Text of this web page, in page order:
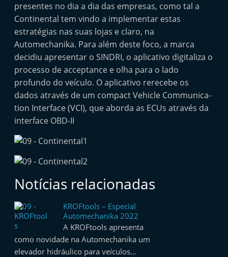
p
e
n
d
e
n
t
e
o
f
t
r
m
a
r
presentes no dia a dia das empresas, como tal a
Continental tem vindo a implementar estas
estratégias nas suas lojas e claro, na
Automechanika. Para além deste foco, a marca
decidiu apresentar o SINDRI, o aplicativo dig­i­taliza o
processo de ac­cep­tance e olha para o lado
profundo do veículo. O aplicativo rerecebe os
dados através de um compact Ve­hi­cle Com­mu­ni­ca­
tion In­ter­face (VCI), que aborda as ECUs através da
interface OBD-II
Notícias relacionadas
KROFtools – Especial
Automechanika 2022
A KROFtools apresenta
como novidade na Automechanika um
elevador hidráulico para veículos…